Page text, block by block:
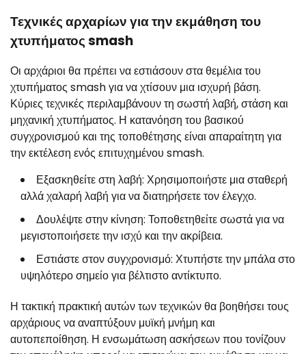
Τεχνικές αρχαρίων για την εκμάθηση του
χτυπήματος smash
Οι αρχάριοι θα πρέπει να εστιάσουν στα θεμέλια του
χτυπήματος smash για να χτίσουν μια ισχυρή βάση.
Κύριες τεχνικές περιλαμβάνουν τη σωστή λαβή, στάση και
μηχανική χτυπήματος. Η κατανόηση του βασικού
συγχρονισμού και της τοποθέτησης είναι απαραίτητη για
την εκτέλεση ενός επιτυχημένου smash.
Εξασκηθείτε στη λαβή: Χρησιμοποιήστε μια σταθερή
αλλά χαλαρή λαβή για να διατηρήσετε τον έλεγχο.
Δουλέψτε στην κίνηση: Τοποθετηθείτε σωστά για να
μεγιστοποιήσετε την ισχύ και την ακρίβεια.
Εστιάστε στον συγχρονισμό: Χτυπήστε την μπάλα στο
υψηλότερο σημείο για βέλτιστο αντίκτυπο.
Η τακτική πρακτική αυτών των τεχνικών θα βοηθήσει τους
αρχάριους να αναπτύξουν μυϊκή μνήμη και
αυτοπεποίθηση. Η ενσωμάτωση ασκήσεων που τονίζουν